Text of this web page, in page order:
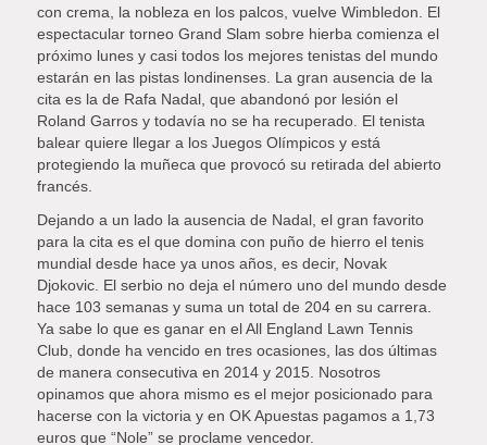
con crema, la nobleza en los palcos, vuelve Wimbledon. El
espectacular torneo Grand Slam sobre hierba comienza el
próximo lunes y casi todos los mejores tenistas del mundo
estarán en las pistas londinenses. La gran ausencia de la
cita es la de Rafa Nadal, que abandonó por lesión el
Roland Garros y todavía no se ha recuperado. El tenista
balear quiere llegar a los Juegos Olímpicos y está
protegiendo la muñeca que provocó su retirada del abierto
francés.
Dejando a un lado la ausencia de Nadal, el gran favorito
para la cita es el que domina con puño de hierro el tenis
mundial desde hace ya unos años, es decir, Novak
Djokovic. El serbio no deja el número uno del mundo desde
hace 103 semanas y suma un total de 204 en su carrera.
Ya sabe lo que es ganar en el All England Lawn Tennis
Club, donde ha vencido en tres ocasiones, las dos últimas
de manera consecutiva en 2014 y 2015. Nosotros
opinamos que ahora mismo es el mejor posicionado para
hacerse con la victoria y en OK Apuestas pagamos a 1,73
euros que “Nole” se proclame vencedor.